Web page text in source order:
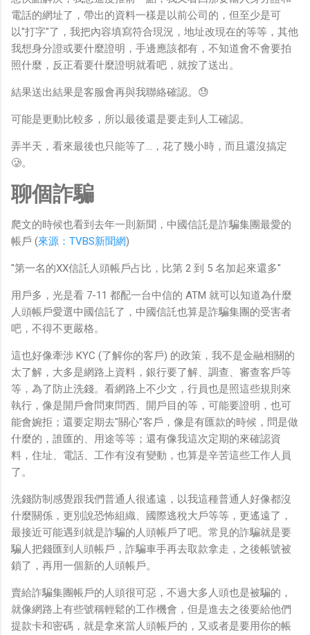
電話的網址了，帶出的資料一樣是以前公司的，但至少是可
以"打字"了，我把內容填寫符合現況，地址改現在的等等，其他
我想身分證或要什麼證明，手邊應該都有，不知道會不會要拍
照什麼，反正看要什麼證明就看吧，就按了送出。
結果送出結果是客服會再與我聯絡確認。😓
可能是更動比較多，所以最後還是要走到人工確認。
弄半天，看來最後也只能等了...，花了幾小時，而且還沒搞定
🥲。
聊個詐騙
爬文的時候也看到去年一則新聞，中國信託是詐騙集團最愛的
帳戶 (來源：TVBS新聞網)
"第一名的XX信託人頭帳戶占比，比第 2 到 5 名加起來還多"
用戶多，光是看 7-11 都配一台中信的 ATM 就可以知道為什麼
人頭帳戶愛選中國信託了，中國信託也算是詐騙集團的受害者
吧，不得不更嚴格。
這也好像牽涉 KYC (了解你的客戶) 的政策，我不是金融相關的
太了解，大多是網路上資料，銀行要了解、調查、審查客戶等
等，為了防止洗錢。看網路上不少文，行員也是照這些規則來
執行，像是開戶會問東問西、開戶目的等，可能要證明，也可
能會婉拒；還要定期去"關心"客戶，像是有匯款的時候，問是做
什麼的，誰匯的、用途等等；還有像我這次定期的來確認資
料，住址、電話、工作有沒有變動，也算是辛苦這些工作人員
了。
洗錢防制感覺跟我們普通人很遙遠，以我這種普通人好像都沒
什麼關係，更別說恐怖組織、國際逃稅大戶等等，更遙遠了，
最接近可能遇到就是詐騙的人頭帳戶了吧。常見的詐騙就是要
騙人把錢匯到人頭帳戶，詐騙車手再去取款拿走，之後帳號被
鎖了，再用一個新的人頭帳戶。
賣給詐騙集團帳戶的人頭很可惡，不過大多人頭也是被騙的，
就像網路上有些號稱輕鬆的工作機會，但是進去之後要給他們
提款卡和密碼，就是拿來當人頭帳戶的，又或者是要用你的帳